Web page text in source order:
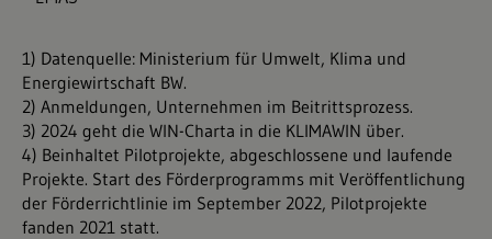
1) Datenquelle: Ministerium für Umwelt, Klima und
Energiewirtschaft BW.
2) Anmeldungen, Unternehmen im Beitrittsprozess.
3) 2024 geht die WIN-Charta in die KLIMAWIN über.
4) Beinhaltet Pilotprojekte, abgeschlossene und laufende
Projekte. Start des Förderprogramms mit Veröffentlichung
der Förderrichtlinie im September 2022, Pilotprojekte
fanden 2021 statt.